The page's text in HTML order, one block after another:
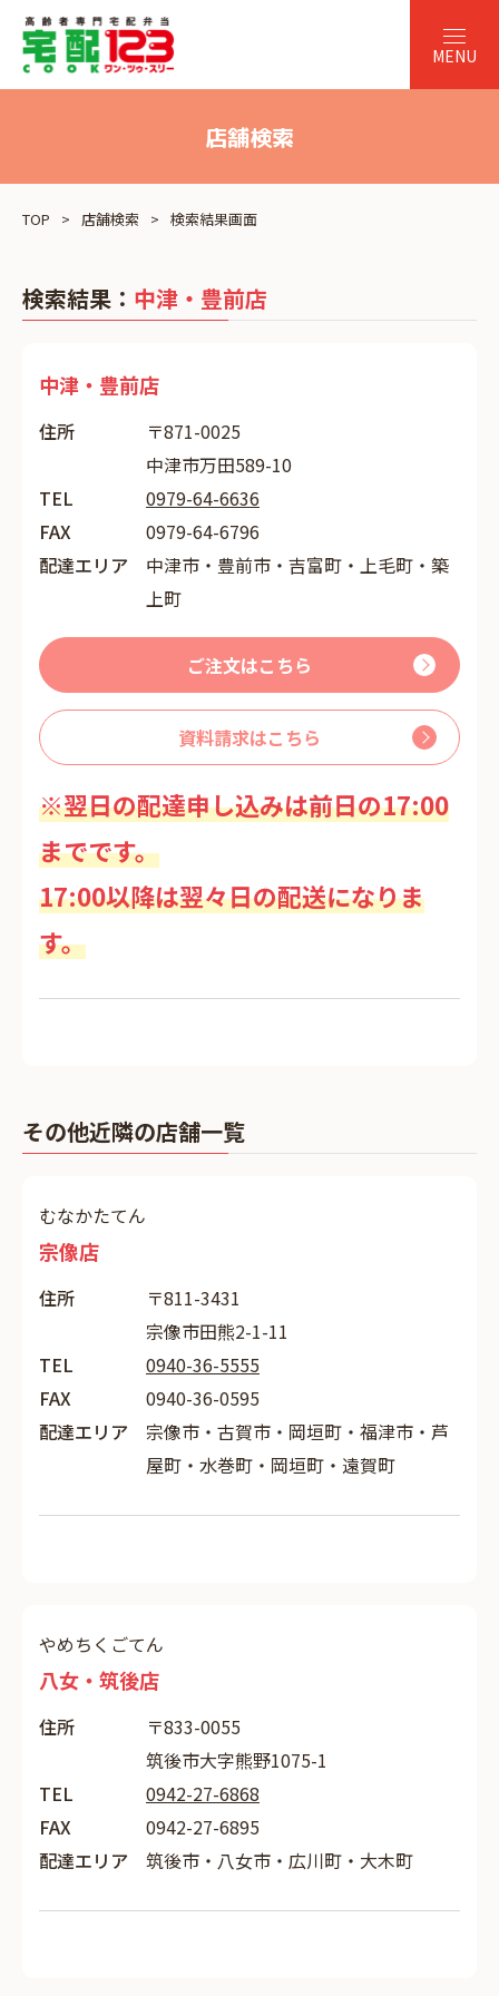
店舗検索
TOP 店舗検索 検索結果画面
検索結果： 中津・豊前店
中津・豊前店
住所
〒871-0025
中津市万田589-10
TEL
0979-64-6636
FAX
0979-64-6796
配達エリア
中津市・豊前市・吉富町・上毛町・築
上町
ご注文はこちら
資料請求はこちら
※翌日の配達申し込みは前日の17:00
までです。
17:00以降は翌々日の配送になりま
す。
その他近隣の店舗一覧
むなかたてん
宗像店
住所
〒811-3431
宗像市田熊2-1-11
TEL
0940-36-5555
FAX
0940-36-0595
配達エリア
宗像市・古賀市・岡垣町・福津市・芦
屋町・水巻町・岡垣町・遠賀町
やめちくごてん
八女・筑後店
住所
〒833-0055
筑後市大字熊野1075-1
TEL
0942-27-6868
FAX
0942-27-6895
配達エリア
筑後市・八女市・広川町・大木町